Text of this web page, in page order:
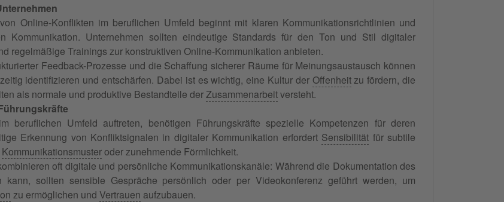
Online-Konflikten im beruflichen Umfeld beginnt mit klaren Kommunikationsrichtlinien und
Kommunikation. Unternehmen sollten eindeutige Standards für den Ton und Stil digitaler
regelmäßige Trainings zur konstruktiven Online-Kommunikation anbieten.
Feedback-Prozesse und die Schaffung sicherer Räume für Meinungsaustausch können
identifizieren und entschärfen. Dabei ist es wichtig, eine Kultur der Offenheitzu fördern, die
als normale und produktive Bestandteile derZusammenarbeitversteht.
beruflichen Umfeld auftreten, benötigen Führungskräfte spezielle Kompetenzen für deren
Erkennung von Konfliktsignalen in digitaler Kommunikation erfordert Sensibilität für subtile
Kommunikationsmusteroder zunehmende Förmlichkeit.
oft digitale und persönliche Kommunikationskanäle: Während die Dokumentation des
kann, sollten sensible Gespräche persönlich oder per Videokonferenz geführt werden, um
zu ermöglichen und Vertrauen aufzubauen.